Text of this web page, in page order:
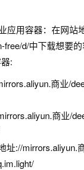
应用容器：在网站
free/d/中下载想要
:
商业/
商业/
址://mirrors.aliyun.